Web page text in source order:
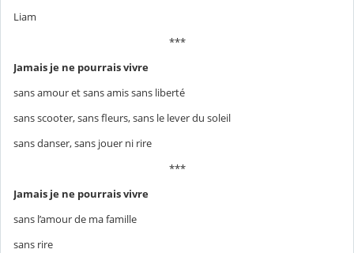
Liam
***
Jamais je ne pourraisvivre
sans amour et sans amis sans liberté
sans scooter, sans fleurs, sans le lever du soleil
sans danser, sans jouer ni rire
***
Jamais je ne pourraisvivre
sans l’amour de ma famille
sans rire